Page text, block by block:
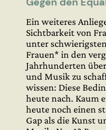
Ein weiteres
Sichtbarkeit von
unter
Frauen* in den
Jahrhunderten
und Musik zu
wissen: Diese
heute nach. Kaum
heute noch einen
Gap als die Kunst